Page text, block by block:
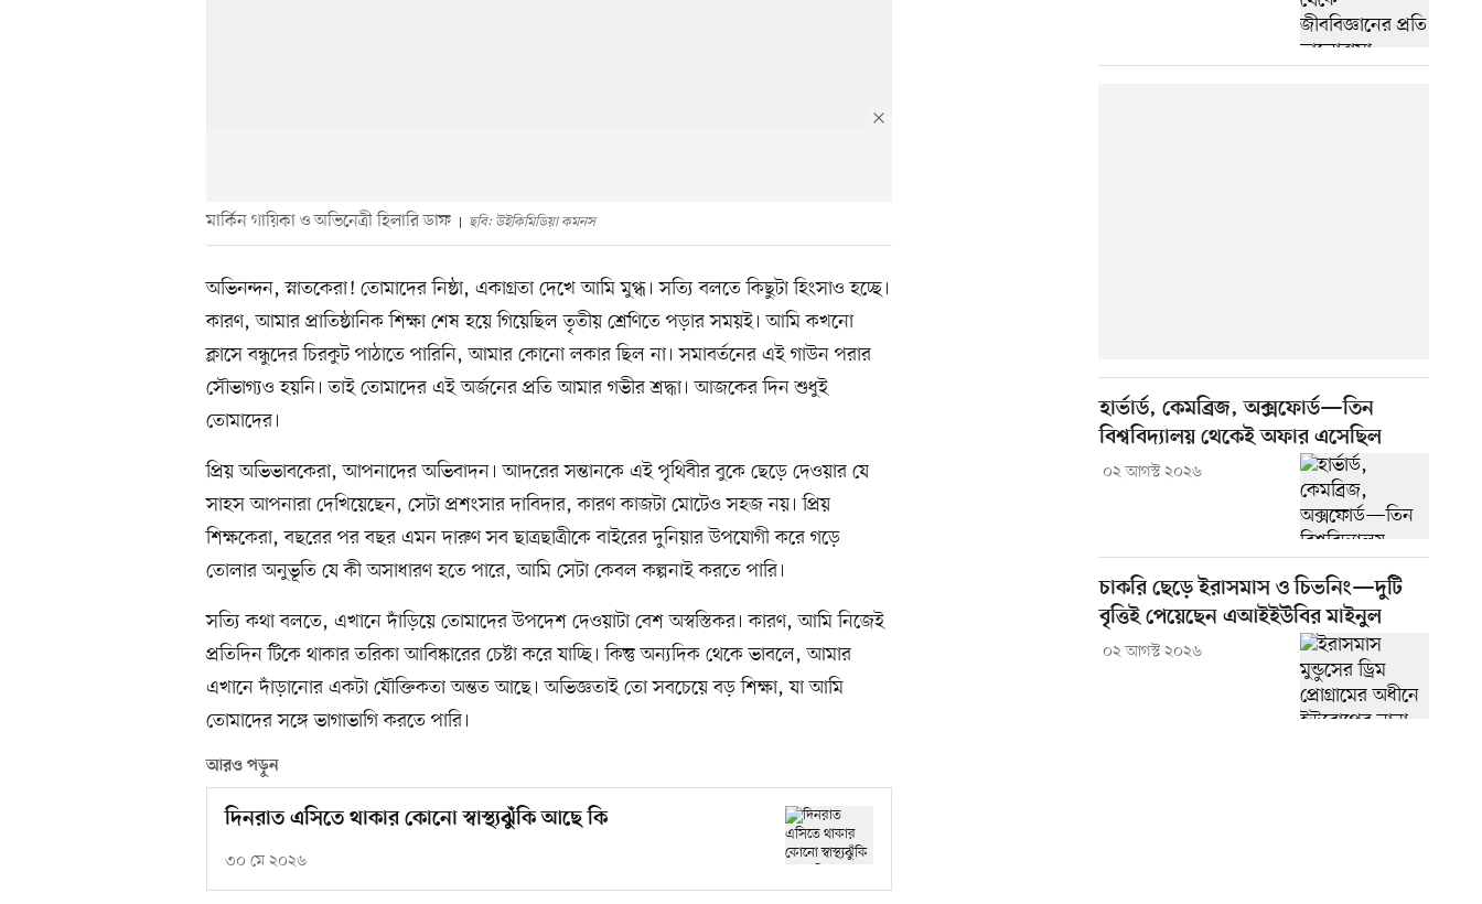
মার্কিন গায়িকা ও অভিনেত্রী হিলারি ডাফ ছবি: উইকিমিডিয়া কমনস
অভিনন্দন, স্নাতকেরা! তোমাদের নিষ্ঠা, একাগ্রতা দেখে আমি মুগ্ধ। সত্যি বলতে কিছুটা হিংসাও হচ্ছে।
কারণ, আমার প্রাতিষ্ঠানিক শিক্ষা শেষ হয়ে গিয়েছিল তৃতীয় শ্রেণিতে পড়ার সময়ই। আমি কখনো
ক্লাসে বন্ধুদের চিরকুট পাঠাতে পারিনি, আমার কোনো লকার ছিল না। সমাবর্তনের এই গাউন পরার
সৌভাগ্যও হয়নি। তাই তোমাদের এই অর্জনের প্রতি আমার গভীর শ্রদ্ধা। আজকের দিন শুধুই
তোমাদের।
প্রিয় অভিভাবকেরা, আপনাদের অভিবাদন। আদরের সন্তানকে এই পৃথিবীর বুকে ছেড়ে দেওয়ার যে
সাহস আপনারা দেখিয়েছেন, সেটা প্রশংসার দাবিদার, কারণ কাজটা মোটেও সহজ নয়। প্রিয়
শিক্ষকেরা, বছরের পর বছর এমন দারুণ সব ছাত্রছাত্রীকে বাইরের দুনিয়ার উপযোগী করে গড়ে
তোলার অনুভূতি যে কী অসাধারণ হতে পারে, আমি সেটা কেবল কল্পনাই করতে পারি।
সত্যি কথা বলতে, এখানে দাঁড়িয়ে তোমাদের উপদেশ দেওয়াটা বেশ অস্বস্তিকর। কারণ, আমি নিজেই
প্রতিদিন টিকে থাকার তরিকা আবিষ্কারের চেষ্টা করে যাচ্ছি। কিন্তু অন্যদিক থেকে ভাবলে, আমার
এখানে দাঁড়ানোর একটা যৌক্তিকতা অন্তত আছে। অভিজ্ঞতাই তো সবচেয়ে বড় শিক্ষা, যা আমি
তোমাদের সঙ্গে ভাগাভাগি করতে পারি।
আরও পড়ুন
দিনরাত এসিতে থাকার কোনো স্বাস্থ্যঝুঁকি আছে কি
৩০ মে ২০২৬
হার্ভার্ড, কেমব্রিজ, অক্সফোর্ড—তিন
বিশ্ববিদ্যালয় থেকেই অফার এসেছিল
০২ আগস্ট ২০২৬
চাকরি ছেড়ে ইরাসমাস ও চিভনিং—দুটি
বৃত্তিই পেয়েছেন এআইইউবির মাইনুল
০২ আগস্ট ২০২৬